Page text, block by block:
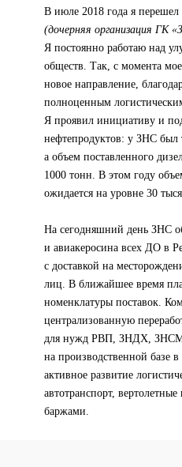
В июле 2018 года я
(дочерняя организация ГК
Я постоянно работаю над
обществ. Так, с момента
новое направление,
полноценным
Я проявил инициативу и
нефтепродуктов: у ЗНС
а объем поставленного
1000 тонн. В этом году
ожидается на уровне 30
На сегодняшний день ЗНС
и авиакеросина всех ДО в
с доставкой на
лиц. В ближайшее время
номенклатуры поставок.
централизованную
для нужд РВП, ЗНДХ, ЗНСМ
на производственной базе
активное развитие
автотранспорт,
баржами.